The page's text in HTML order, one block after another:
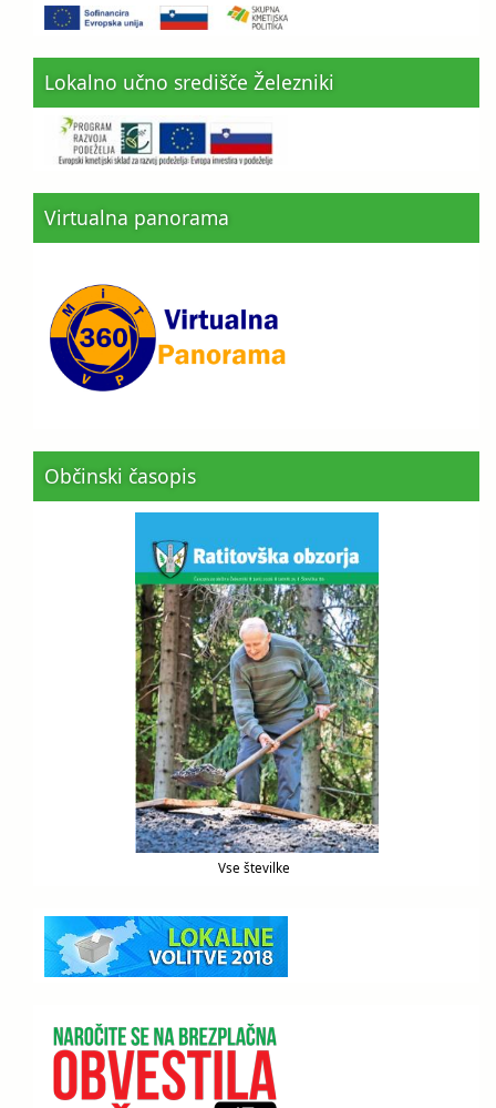
Lokalno učno središče Železniki
Virtualna panorama
Občinski časopis
Vse številke